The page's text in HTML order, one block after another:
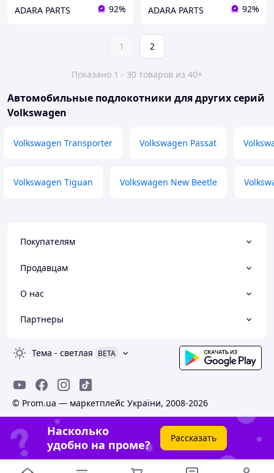
ADARA PARTS 92% ADARA PARTS 92%
1 2
Показано 1 - 30 товаров из 40+
Автомобильные подлокотники для других серий
Volkswagen
Volkswagen Transporter Volkswagen Passat
Volkswagen Tiguan Volkswagen New Beetle
Покупателям
Продавцам
О нас
Партнеры
Тема - светлая BETA
© Prom.ua — маркетплейс України, 2008-2026
Насколько
удобно на проме?
Рассказать